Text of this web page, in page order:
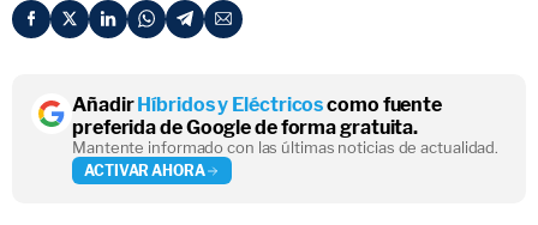
AñadirHíbridos y Eléctricoscomo fuente
preferida de Google de forma gratuita.
Mantente informado con las últimas noticias de actualidad.
ACTIVAR AHORA